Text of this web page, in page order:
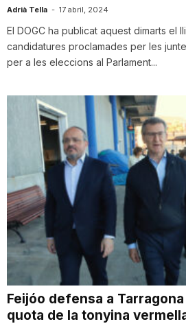
Adrià Tella - 17 abril, 2024
El DOGC ha publicat aquest dimarts el
candidatures proclamades per les
per a les eleccions al Parlament...
Feijóo defensa a
quota de la tonyina